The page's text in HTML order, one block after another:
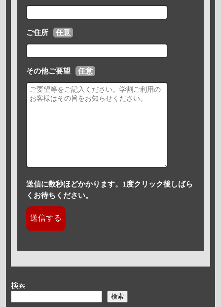
ご住所 任意
その他ご要望 任意
送信に数秒ほどかかります。1度クリック後しばら
くお待ちください。
検索
検索